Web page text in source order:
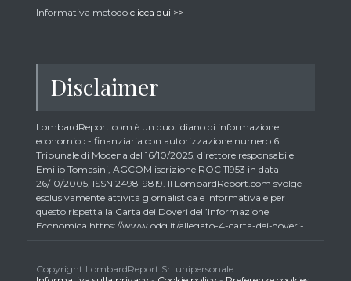
Informativa metodo clicca qui >>
Disclaimer
LombardReport.com è un quotidiano di informazione
economico - finanziaria con autorizzazione numero 6
Tribunale di Modena del 16/10/2025, direttore responsabile
Emilio Tomasini, AGCOM iscrizione ROC 11953 in data
26/10/2005, ISSN 2498-9819. Il LombardReport.com svolge
esclusivamente attività giornalistica e informativa e per
questo rispetta la Carta dei Doveri dell’Informazione
Economica https://www.odg.it/allegato-4-carta-dei-doveri-
essere consapevoli che i collaboratori di LombardReport.com
Copyright LombardReport Srl unipersonale.